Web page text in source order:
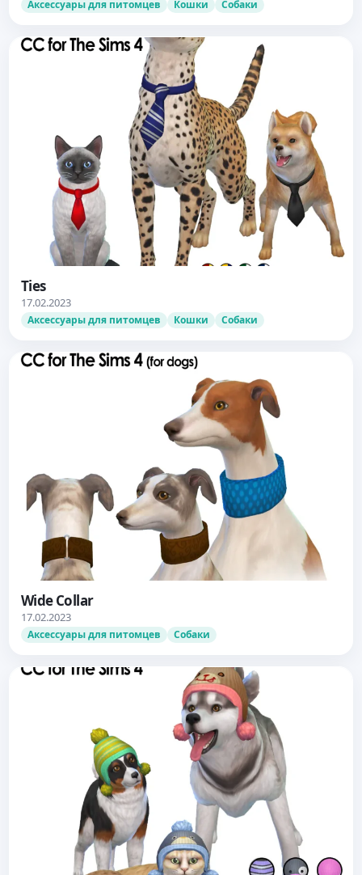
Аксессуары для питомцев Кошки Собаки
Ties
17.02.2023
Аксессуары для питомцев Кошки Собаки
Wide Collar
17.02.2023
Аксессуары для питомцев Собаки